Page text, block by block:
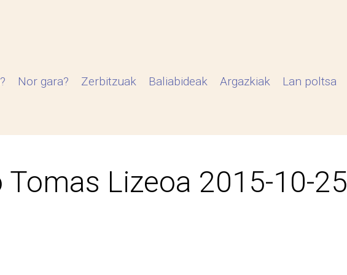
Nor gara? Zerbitzuak Baliabideak Argazkiak Lan poltsa
Tomas Lizeoa 2015-10-25